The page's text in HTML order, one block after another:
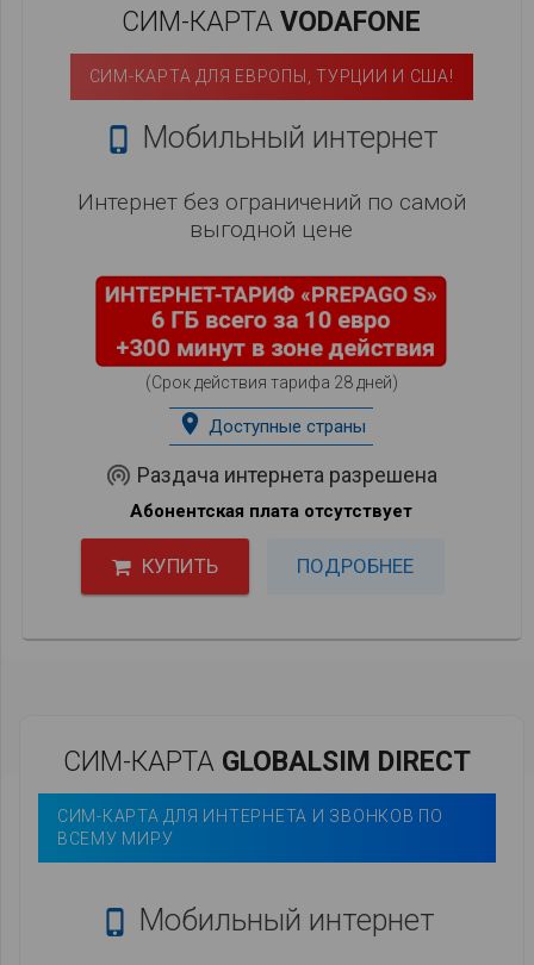
СИМ-КАРТАVODAFONE
СИМ-КАРТА ДЛЯ ЕВРОПЫ, ТУРЦИИ И США!
 Мобильный интернет
Интернет без ограничений по самой
выгодной цене
(Срок действия тарифа 28 дней)
place Доступные страны
wifi_tethering Раздача интернета разрешена
Абонентская плата отсутствует
КУПИТЬ ПОДРОБНЕЕ
СИМ-КАРТА GLOBALSIM DIRECT
СИМ-КАРТА ДЛЯ ИНТЕРНЕТА И ЗВОНКОВ ПО
ВСЕМУ МИРУ
 Мобильный интернет